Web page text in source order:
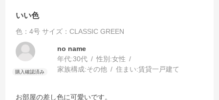
いい色
色：4号 サイズ：CLASSIC GREEN
no name
年代:30代 性別:女性
家族構成:その他 住まい:賃貸一戸建て
お部屋の差し色に可愛いです。